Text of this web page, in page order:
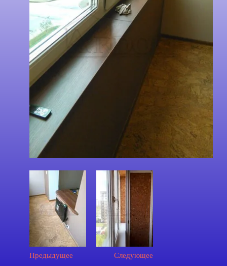
Предыдущее Следующее